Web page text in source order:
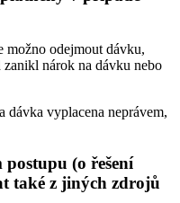
možno odejmout dávku,
nárok na dávku nebo
dávka vyplacena neprávem,
(o řešení
také z jiných zdrojů